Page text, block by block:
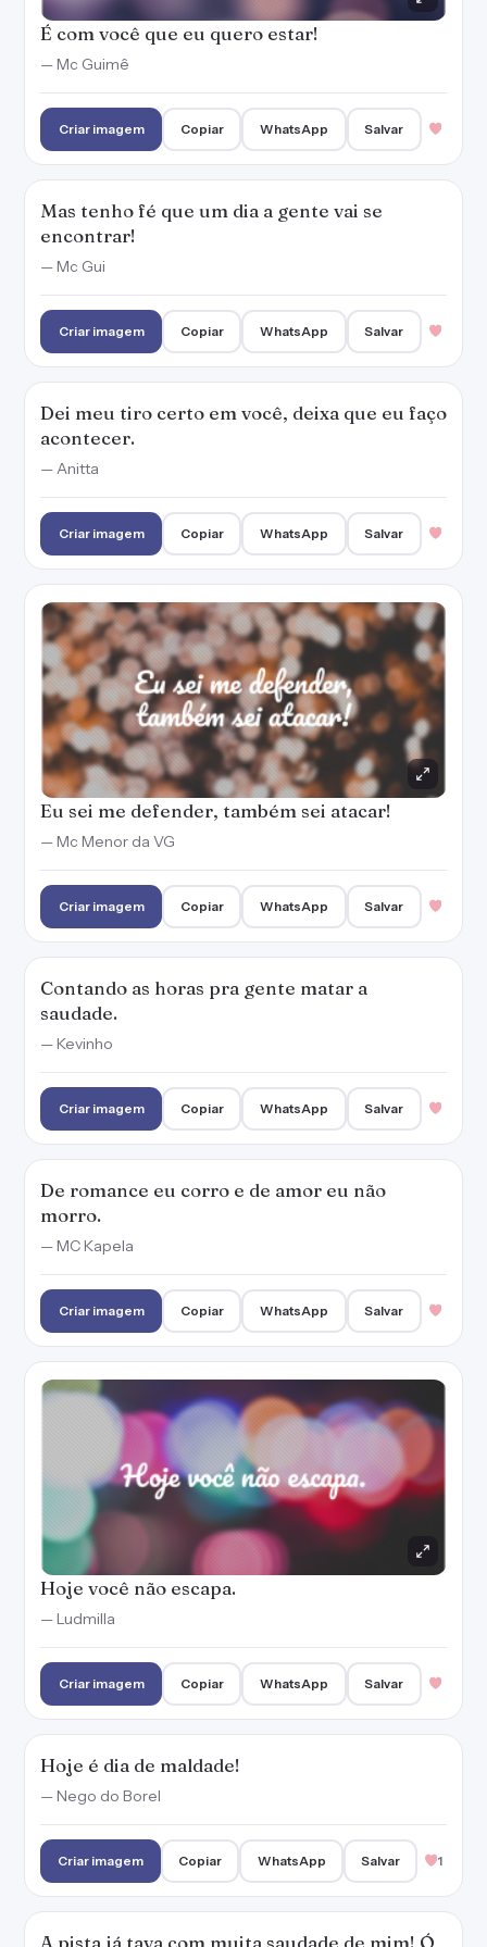
É com você que eu quero estar!
— Mc Guimê
Criar imagem Copiar WhatsApp Salvar
Mas tenho fé que um dia a gente vai se
encontrar!
— Mc Gui
Criar imagem Copiar WhatsApp Salvar
Dei meu tiro certo em você, deixa que eu faço
acontecer.
— Anitta
Criar imagem Copiar WhatsApp Salvar
Eu sei me defender, também sei atacar!
— Mc Menor da VG
Criar imagem Copiar WhatsApp Salvar
Contando as horas pra gente matar a
saudade.
— Kevinho
Criar imagem Copiar WhatsApp Salvar
De romance eu corro e de amor eu não
morro.
— MC Kapela
Criar imagem Copiar WhatsApp Salvar
Hoje você não escapa.
— Ludmilla
Criar imagem Copiar WhatsApp Salvar
Hoje é dia de maldade!
— Nego do Borel
Criar imagem Copiar WhatsApp Salvar 1
A pista já tava com muita saudade de mim! Ó